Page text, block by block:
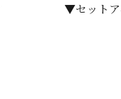
▼セットア